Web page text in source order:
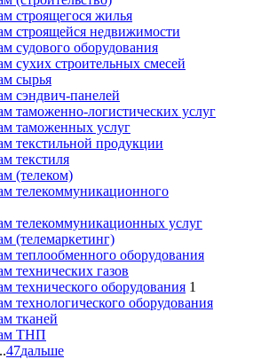
строящегося жилья
строящейся недвижимости
судового оборудования
сухих строительных смесей
сырья
сэндвич-панелей
таможенно-логистических услуг
таможенных услуг
текстильной продукции
текстиля
(телеком)
телекоммуникационного
телекоммуникационных услуг
(телемаркетинг)
теплообменного оборудования
технических газов
технического оборудования 1
технологического оборудования
тканей
ТНП
47дальше